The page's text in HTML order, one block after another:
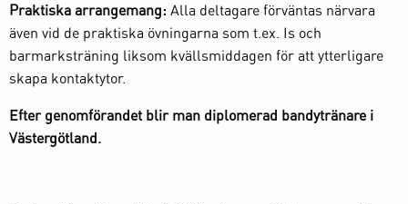
Praktiska arrangemang: Alla deltagare förväntas närvara
även vid de praktiska övningarna som t.ex. Is och
barmarksträning liksom kvällsmiddagen för att ytterligare
skapa kontaktytor.
Efter genomförandet blir man diplomerad bandytränare i
Västergötland.